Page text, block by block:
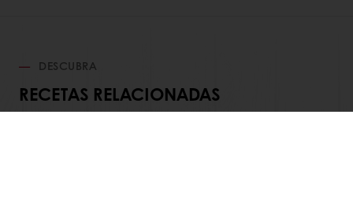
DESCUBRA
RECETAS RELACIONADAS